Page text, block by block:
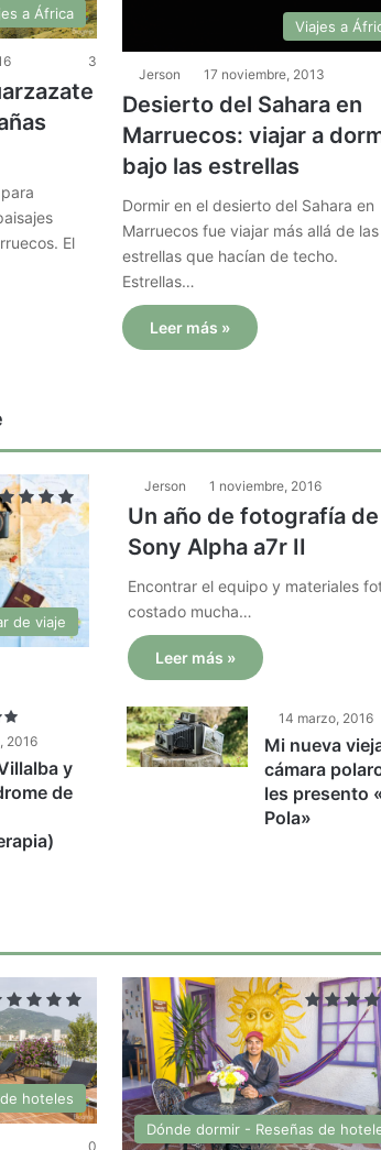
a África
3
El
Viajes a
Jerson 17 noviembre, 2013
Desierto del Sahara en
Marruecos: viajar a
bajo las estrellas
Dormir en el desierto del Sahara en
Marruecos fue viajar más allá de las
estrellas que hacían de techo.
Estrellas…
Leer más »
de viaje
Jerson 1 noviembre, 2016
Un año de fotografía
Sony Alpha a7r II
Encontrar el equipo y materiales
costado mucha…
Leer más »
2016
y
de
14 marzo, 2016
Mi nueva
cámara
les presento
Pola»
hoteles
0
Dónde dormir - Reseñas de